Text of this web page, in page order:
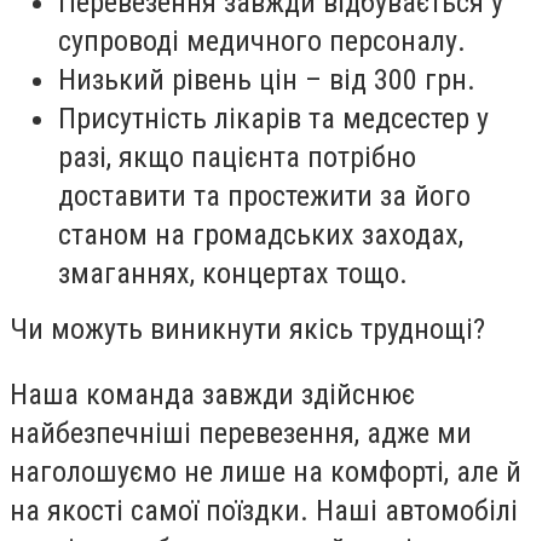
супроводі медичного персоналу.
Низький рівень цін – від 300 грн.
Присутність лікарів та медсестер у
разі, якщо пацієнта потрібно
доставити та простежити за його
станом на громадських заходах,
змаганнях, концертах тощо.
Чи можуть виникнути якісь труднощі?
Наша команда завжди здійснює
найбезпечніші перевезення, адже ми
наголошуємо не лише на комфорті, але й
на якості самої поїздки. Наші автомобілі